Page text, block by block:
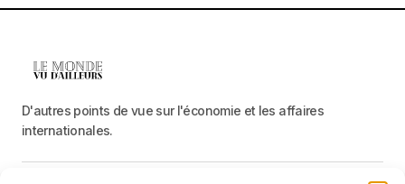
D'autres points de vue sur l'économie et les affaires
internationales.